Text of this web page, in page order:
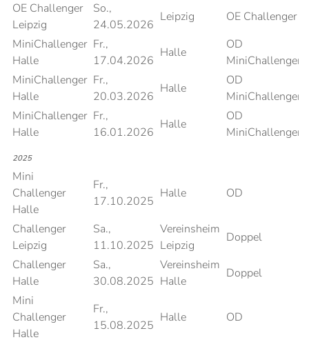
OE Challenger
Leipzig
So.,
24.05.2026
Leipzig
OE Challenger
MiniChallenger
Halle
Fr.,
17.04.2026
Halle
OD
MiniChallenger
MiniChallenger
Halle
Fr.,
20.03.2026
Halle
OD
MiniChallenger
MiniChallenger
Halle
Fr.,
16.01.2026
Halle
OD
MiniChallenger
2025
Mini
Challenger
Halle
Fr.,
17.10.2025
Halle OD
Challenger
Leipzig
Sa.,
11.10.2025
Vereinsheim
Leipzig
Doppel
Challenger
Halle
Sa.,
30.08.2025
Vereinsheim
Halle
Doppel
Mini
Challenger
Halle
Fr.,
15.08.2025
Halle OD